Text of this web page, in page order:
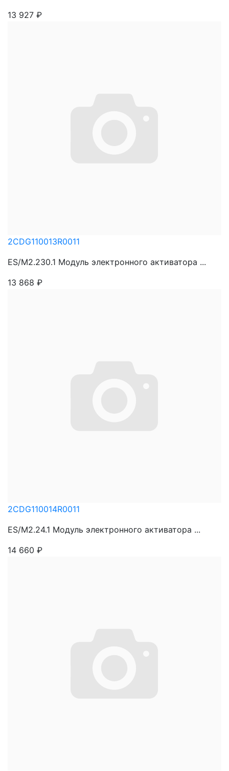
13 927 ₽
2CDG110013R0011
ES/M2.230.1 Модуль электронного активатора ...
13 868 ₽
2CDG110014R0011
ES/M2.24.1 Модуль электронного активатора ...
14 660 ₽